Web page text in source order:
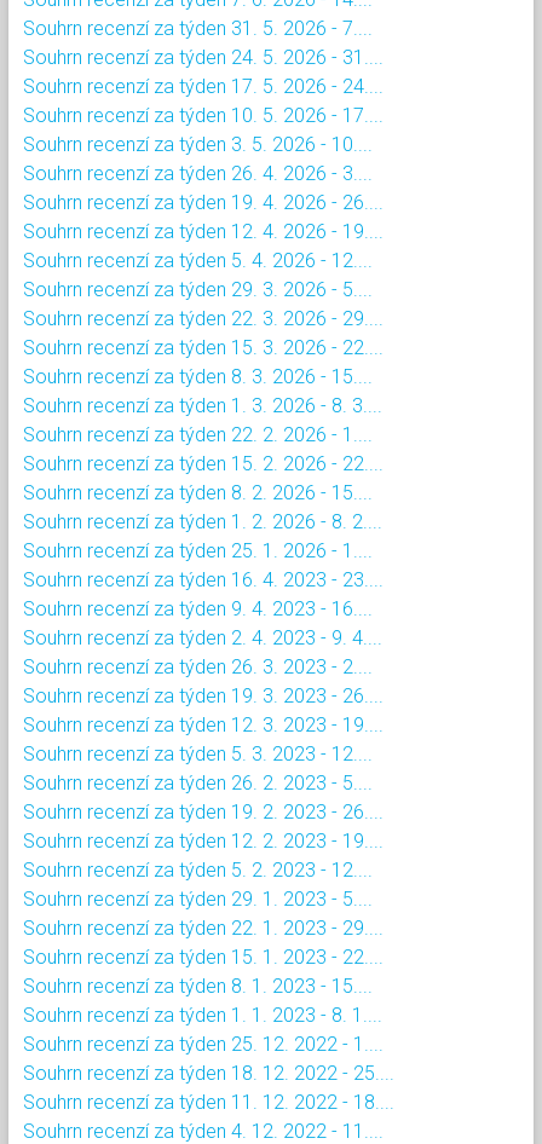
Souhrn recenzí za týden 31. 5. 2026 - 7....
Souhrn recenzí za týden 24. 5. 2026 - 31....
Souhrn recenzí za týden 17. 5. 2026 - 24....
Souhrn recenzí za týden 10. 5. 2026 - 17....
Souhrn recenzí za týden 3. 5. 2026 - 10....
Souhrn recenzí za týden 26. 4. 2026 - 3....
Souhrn recenzí za týden 19. 4. 2026 - 26....
Souhrn recenzí za týden 12. 4. 2026 - 19....
Souhrn recenzí za týden 5. 4. 2026 - 12....
Souhrn recenzí za týden 29. 3. 2026 - 5....
Souhrn recenzí za týden 22. 3. 2026 - 29....
Souhrn recenzí za týden 15. 3. 2026 - 22....
Souhrn recenzí za týden 8. 3. 2026 - 15....
Souhrn recenzí za týden 1. 3. 2026 - 8. 3....
Souhrn recenzí za týden 22. 2. 2026 - 1....
Souhrn recenzí za týden 15. 2. 2026 - 22....
Souhrn recenzí za týden 8. 2. 2026 - 15....
Souhrn recenzí za týden 1. 2. 2026 - 8. 2....
Souhrn recenzí za týden 25. 1. 2026 - 1....
Souhrn recenzí za týden 16. 4. 2023 - 23....
Souhrn recenzí za týden 9. 4. 2023 - 16....
Souhrn recenzí za týden 2. 4. 2023 - 9. 4....
Souhrn recenzí za týden 26. 3. 2023 - 2....
Souhrn recenzí za týden 19. 3. 2023 - 26....
Souhrn recenzí za týden 12. 3. 2023 - 19....
Souhrn recenzí za týden 5. 3. 2023 - 12....
Souhrn recenzí za týden 26. 2. 2023 - 5....
Souhrn recenzí za týden 19. 2. 2023 - 26....
Souhrn recenzí za týden 12. 2. 2023 - 19....
Souhrn recenzí za týden 5. 2. 2023 - 12....
Souhrn recenzí za týden 29. 1. 2023 - 5....
Souhrn recenzí za týden 22. 1. 2023 - 29....
Souhrn recenzí za týden 15. 1. 2023 - 22....
Souhrn recenzí za týden 8. 1. 2023 - 15....
Souhrn recenzí za týden 1. 1. 2023 - 8. 1....
Souhrn recenzí za týden 25. 12. 2022 - 1....
Souhrn recenzí za týden 18. 12. 2022 - 25....
Souhrn recenzí za týden 11. 12. 2022 - 18....
Souhrn recenzí za týden 4. 12. 2022 - 11....